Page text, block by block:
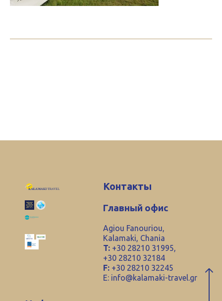
Контакты
Главный офис
Agiou Fanouriou,
Kalamaki, Chania
T: +30 28210 31995,
+30 28210 32184
F: +30 28210 32245
E: info@kalamaki-travel.gr